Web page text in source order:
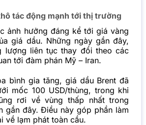
tác động mạnh tới thị trường
ảnh hưởng đáng kể tới giá vàng
giá dầu. Những ngày gần đây,
lượng liên tục thay đổi theo các
tới đàm phán Mỹ – Iran.
bình gia tăng, giá dầu Brent đã
mốc 100 USD/thùng, trong khi
rơi về vùng thấp nhất trong
gần đây. Điều này góp phần làm
về lạm phát toàn cầu.